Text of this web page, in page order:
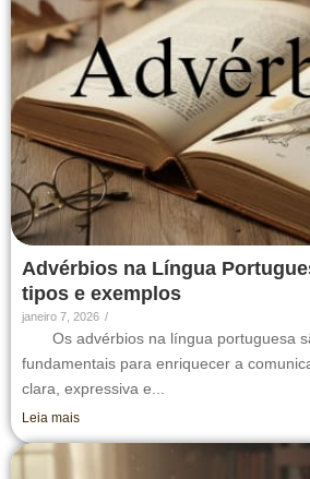
Advérbios na Língua
tipos e exemplos
janeiro 7, 2026 /
Os advérbios na língua portuguesa
fundamentais para enriquecer a
clara, expressiva e...
Leia mais